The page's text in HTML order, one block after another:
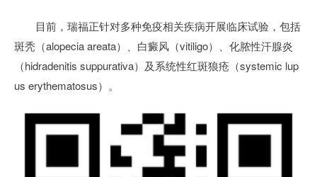
目前，瑞福正针对多种免疫相关疾病开展临床试验，包括
斑秃（alopecia areata）、白癜风（vitiligo）、化脓性汗腺炎
（hidradenitis suppurativa）及系统性红斑狼疮（systemic lup
us erythematosus）。